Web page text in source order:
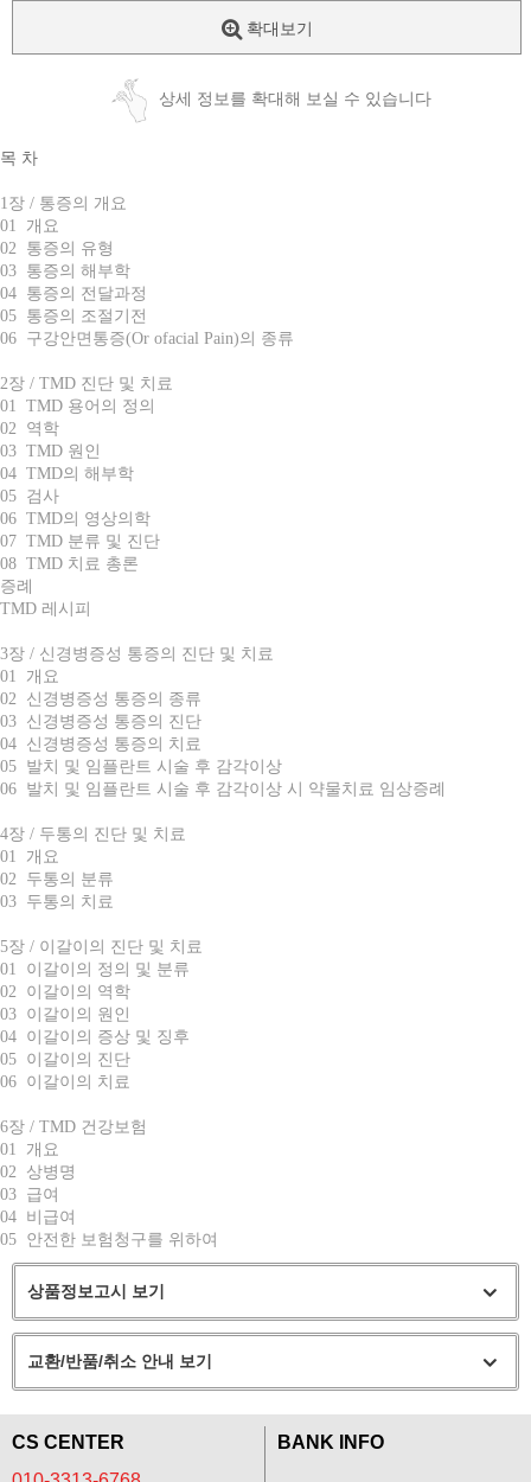
확대보기
상세 정보를 확대해 보실 수 있습니다
목 차
1장 / 통증의 개요
01 개요
02 통증의 유형
03 통증의 해부학
04 통증의 전달과정
05 통증의 조절기전
06 구강안면통증(Or ofacial Pain)의 종류
2장 / TMD 진단 및 치료
01 TMD 용어의 정의
02 역학
03 TMD 원인
04 TMD의 해부학
05 검사
06 TMD의 영상의학
07 TMD 분류 및 진단
08 TMD 치료 총론
증례
TMD 레시피
3장 / 신경병증성 통증의 진단 및 치료
01 개요
02 신경병증성 통증의 종류
03 신경병증성 통증의 진단
04 신경병증성 통증의 치료
05 발치 및 임플란트 시술 후 감각이상
06 발치 및 임플란트 시술 후 감각이상 시 약물치료 임상증례
4장 / 두통의 진단 및 치료
01 개요
02 두통의 분류
03 두통의 치료
5장 / 이갈이의 진단 및 치료
01 이갈이의 정의 및 분류
02 이갈이의 역학
03 이갈이의 원인
04 이갈이의 증상 및 징후
05 이갈이의 진단
06 이갈이의 치료
6장 / TMD 건강보험
01 개요
02 상병명
03 급여
04 비급여
05 안전한 보험청구를 위하여
상품정보고시 보기
교환/반품/취소 안내 보기
CS CENTER
BANK INFO